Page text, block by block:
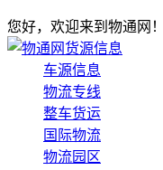
您好，欢迎来到物通网！
货源信息
车源信息
物流专线
整车货运
国际物流
物流园区